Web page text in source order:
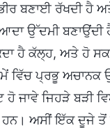
ਬਣਾਈ ਰੱਖਦੀ
ਉੱਦਮੀ ਬਣਾਉਂਦੀ
ਹੈ ਕੱਲ੍ਹ, ਅਤੇ ਹੋ
ਵਿੱਚ ਪ੍ਰਭੂ ਅਚਾਨਕ
ਜਾਵੇ ਜਿਹੜੇ ਬੜੀ
ਹਨ। ਅਸੀਂ ਇੱਕ ਦੂਜੇ